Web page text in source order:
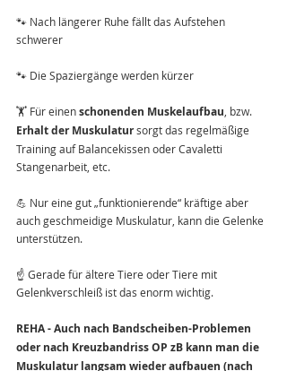
🐾 Nach längerer Ruhe fällt das Aufstehen
schwerer
🐾 Die Spaziergänge werden kürzer
🏋️ Für einen schonenden Muskelaufbau , bzw.
Erhalt der Muskulatur sorgt das regelmäßige
Training auf Balancekissen oder Cavaletti
Stangenarbeit, etc.
💪 Nur eine gut „funktionierende“ kräftige aber
auch geschmeidige Muskulatur, kann die Gelenke
unterstützen.
☝️ Gerade für ältere Tiere oder Tiere mit
Gelenkverschleiß ist das enorm wichtig.
REHA - Auch nach Bandscheiben-Problemen
oder nach Kreuzbandriss OP zB kann man die
Muskulatur langsam wieder aufbauen (nach